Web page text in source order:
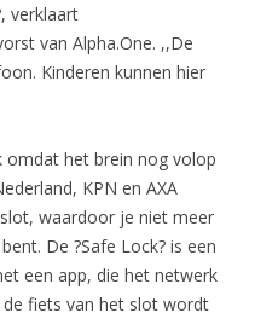
verklaart
van Alpha.One. ,,De
Kinderen kunnen hier
omdat het brein nog volop
KPN en AXA
waardoor je niet meer
De ?Safe Lock? is een
een app, die het netwerk
fiets van het slot wordt